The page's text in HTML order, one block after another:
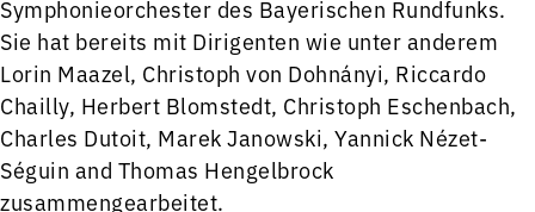
Symphonieorchester des Bayerischen Rundfunks.
Sie hat bereits mit Dirigenten wie unter anderem
Lorin Maazel, Christoph von Dohnányi, Riccardo
Chailly, Herbert Blomstedt, Christoph Eschenbach,
Charles Dutoit, Marek Janowski, Yannick Nézet-
Séguin and Thomas Hengelbrock
zusammengearbeitet.